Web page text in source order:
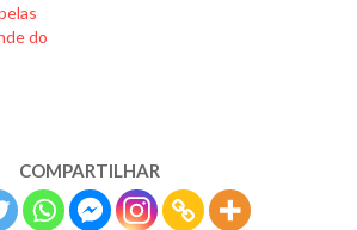
do
COMPARTILHAR